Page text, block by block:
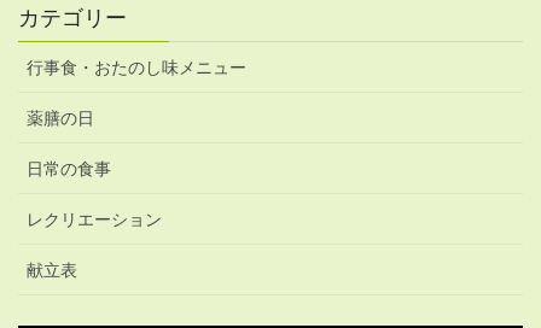
カテゴリー
行事食・おたのし味メニュー
薬膳の日
日常の食事
レクリエーション
献立表